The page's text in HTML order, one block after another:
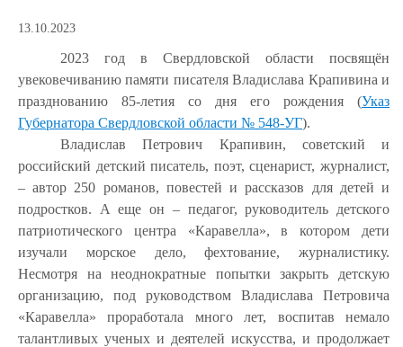
13.10.2023
2023 год в Свердловской области посвящён
увековечиванию памяти писателя Владислава Крапивина и
празднованию 85-летия со дня его рождения (Указ
Губернатора Свердловской области № 548-УГ).
Владислав Петрович Крапивин, советский и
российский детский писатель, поэт, сценарист, журналист,
– автор 250 романов, повестей и рассказов для детей и
подростков. А еще он – педагог, руководитель детского
патриотического центра «Каравелла», в котором дети
изучали морское дело, фехтование, журналистику.
Несмотря на неоднократные попытки закрыть детскую
организацию, под руководством Владислава Петровича
«Каравелла» проработала много лет, воспитав немало
талантливых ученых и деятелей искусства, и продолжает